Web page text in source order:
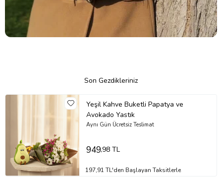
Son Gezdikleriniz
Yeşil Kahve Buketli Papatya ve
Avokado Yastık
Aynı Gün Ücretsiz Teslimat
949,98 TL
197,91 TL'den Başlayan Taksitlerle